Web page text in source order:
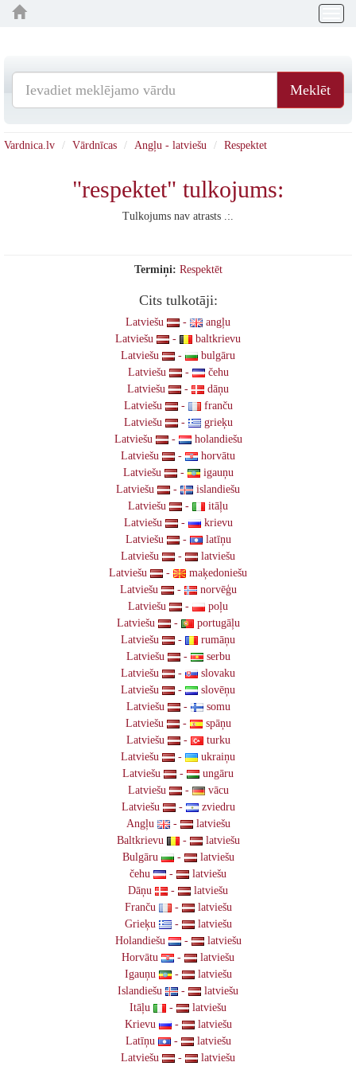
Meklēt
Vardnica.lv Vārdnīcas Angļu - latviešu Respektet
"respektet" tulkojums:
Tulkojums nav atrasts .:.
Termiņi: Respektēt
Cits tulkotāji:
Latviešu -
angļu
Latviešu
-
baltkrievu
Latviešu
-
bulgāru
Latviešu
-
čehu
Latviešu
-
dāņu
Latviešu
-
franču
Latviešu
-
grieķu
Latviešu
-
holandiešu
Latviešu
-
horvātu
Latviešu
-
igauņu
Latviešu
-
islandiešu
Latviešu
-
itāļu
Latviešu
-
krievu
Latviešu
-
latīņu
Latviešu
-
latviešu
Latviešu
-
maķedoniešu
Latviešu
-
norvēģu
Latviešu
-
poļu
Latviešu
-
portugāļu
Latviešu
-
rumāņu
Latviešu
-
serbu
Latviešu
-
slovaku
Latviešu
-
slovēņu
Latviešu
-
somu
Latviešu
-
spāņu
Latviešu
-
turku
Latviešu
-
ukraiņu
Latviešu
-
ungāru
Latviešu
-
vācu
Latviešu
-
zviedru
Angļu
-
latviešu
Baltkrievu
-
latviešu
Bulgāru
-
latviešu
čehu
-
latviešu
Dāņu
-
latviešu
Franču
-
latviešu
Grieķu
-
latviešu
Holandiešu
-
latviešu
Horvātu
-
latviešu
Igauņu
-
latviešu
Islandiešu
-
latviešu
Itāļu
-
latviešu
Krievu
-
latviešu
Latīņu
-
latviešu
Latviešu
-
latviešu